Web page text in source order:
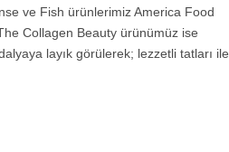
ve Fish ürünlerimiz America Food
Collagen Beauty ürünümüz ise
layık görülerek; lezzetli tatları ile